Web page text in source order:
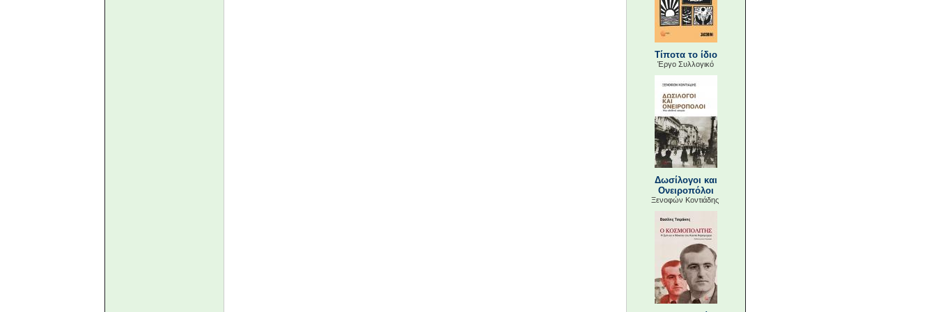
Τίποτα το ίδιο
Έργο Συλλογικό
Δωσίλογοι και
Ονειροπόλοι
Ξενοφών Κοντιάδης